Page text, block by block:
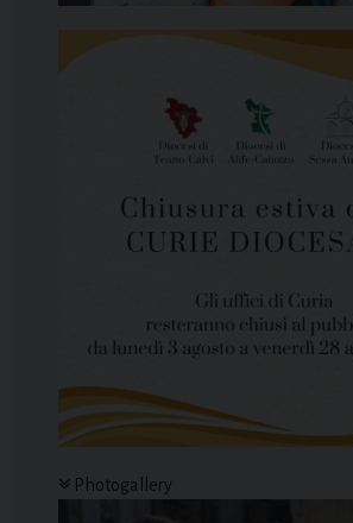
Photogallery